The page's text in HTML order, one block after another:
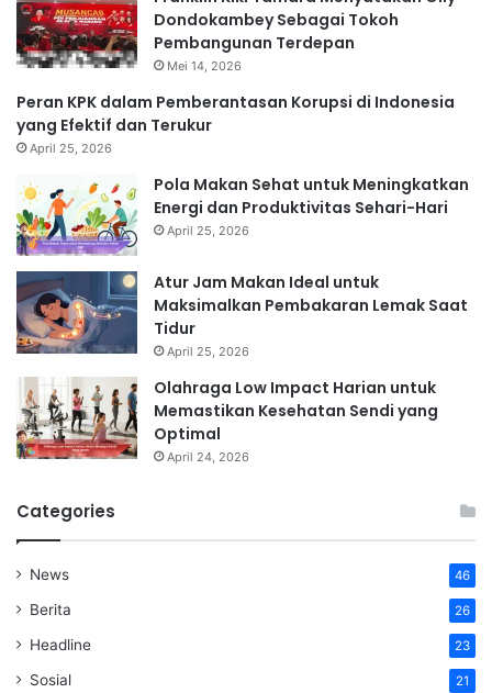
Dondokambey Sebagai Tokoh
Pembangunan Terdepan
Mei 14, 2026
Peran KPK dalam Pemberantasan Korupsi di Indonesia
yang Efektif dan Terukur
April 25, 2026
Pola Makan Sehat untuk Meningkatkan
Energi dan Produktivitas Sehari-Hari
April 25, 2026
Atur Jam Makan Ideal untuk
Maksimalkan Pembakaran Lemak Saat
Tidur
April 25, 2026
Olahraga Low Impact Harian untuk
Memastikan Kesehatan Sendi yang
Optimal
April 24, 2026
Categories
News 46
Berita 26
Headline 23
Sosial 21